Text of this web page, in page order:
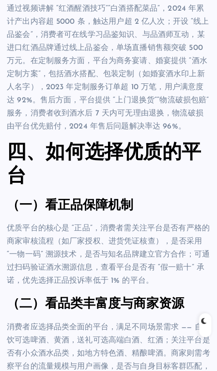
通过视频讲解 “红酒醒酒技巧”“白酒搭配菜品”，2024 年累
计产出内容超 5000 条，触达用户超 2 亿人次；开设 “线上
品鉴会”，消费者可在线学习品鉴知识、与品酒师互动，某
进口红酒品牌通过线上品鉴会，单场直播销售额突破 500
万元。在定制服务方面，平台为商务宴请、婚宴提供 “酒水
定制方案”，包括酒水搭配、包装定制（如婚宴酒水印上新
人名字），2023 年定制服务订单超 10 万笔，用户满意度
达 92%。售后方面，平台提供 “上门退换货”“物流破损包赔”
服务，消费者收到酒水后 7 天内可无理由退换，物流破损
由平台优先赔付，2024 年售后问题解决率达 96%。
四、如何选择优质的平
台
（一）看正品保障机制
优质平台的核心是 “正品”，消费者需关注平台是否有严格的
商家审核流程（如厂家授权、进货凭证核查），是否采用
“一物一码” 溯源技术，是否与知名品牌建立官方合作；可通
过扫码验证酒水溯源信息，查看平台是否有 “假一赔十” 承
诺，优先选择正品投诉率低于 1% 的平台。
（二）看品类丰富度与商家资源
消费者应选择品类全面的平台，满足不同场景需求 —— 自
饮可选啤酒、黄酒，送礼可选高端白酒、红酒；关注平台是
否有小众酒水品类，如地方特色酒、精酿啤酒。商家则需考
察平台的流量规模与用户画像，是否与自身目标客群匹配，